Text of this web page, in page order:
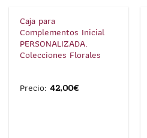
Caja para
Complementos Inicial
PERSONALIZADA.
Colecciones Florales
Precio:42,00€